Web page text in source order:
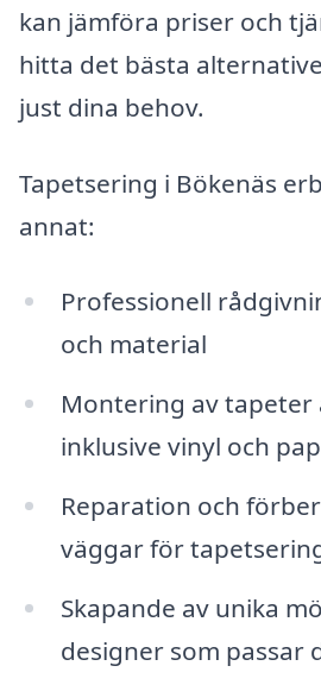
kan jämföra priser och
hitta det bästa
just dina behov.
Tapetsering i Bökenäs
annat:
Professionell
och material
Montering av tapeter
inklusive vinyl och
Reparation och
väggar för
Skapande av unika
designer som passar